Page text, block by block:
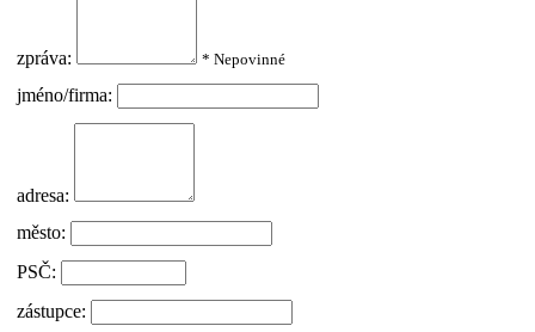
zpráva: * Nepovinné
jméno/firma:
adresa:
město:
PSČ:
zástupce: